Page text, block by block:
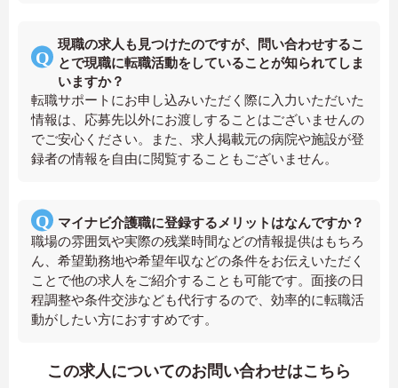
現職の求人も見つけたのですが、問い合わせするこ
とで現職に転職活動をしていることが知られてしま
いますか？
転職サポートにお申し込みいただく際に入力いただいた
情報は、応募先以外にお渡しすることはございませんの
でご安心ください。また、求人掲載元の病院や施設が登
録者の情報を自由に閲覧することもございません。
マイナビ介護職に登録するメリットはなんですか？
職場の雰囲気や実際の残業時間などの情報提供はもちろ
ん、希望勤務地や希望年収などの条件をお伝えいただく
ことで他の求人をご紹介することも可能です。面接の日
程調整や条件交渉なども代行するので、効率的に転職活
動がしたい方におすすめです。
この求人についてのお問い合わせはこちら